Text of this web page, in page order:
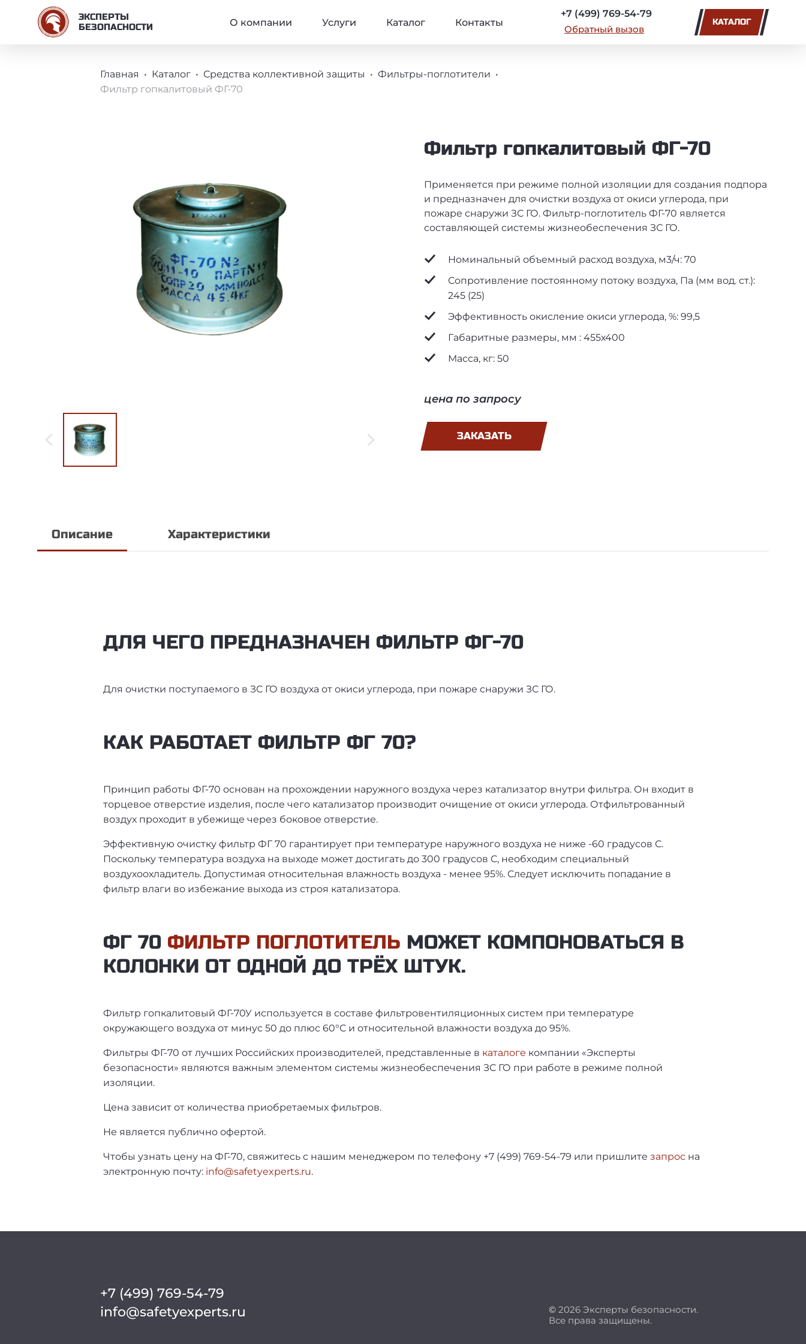
ЭКСПЕРТЫ
БЕЗОПАСНОСТИ
ОСНОВНАЯ НАВИГАЦИЯ
О компании Услуги Каталог Контакты
+7 (499) 769-54-79
Обратный вызов
КАТАЛОГ
СТРОКА НАВИГАЦИИ
Главная Каталог Средства коллективной защиты
Фильтры-поглотители
Фильтр гопкалитовый ФГ-70
Фильтр гопкалитовый ФГ-70
Применяется при режиме полной изоляции для создания подпора
и предназначен для очистки воздуха от окиси углерода, при
пожаре снаружи ЗС ГО. Фильтр-поглотитель ФГ-70 является
составляющей системы жизнеобеспечения ЗС ГО.
Характеристики товара
Номинальный объемный расход воздуха, м3/ч: 70
Сопротивление постоянному потоку воздуха, Па (мм вод. ст.):
245 (25)
Эффективность окисление окиси углерода, %: 99,5
Габаритные размеры, мм : 455х400
Масса, кг: 50
цена по запросу
ЗАКАЗАТЬ
Описание Характеристики
ДЛЯ ЧЕГО ПРЕДНАЗНАЧЕН ФИЛЬТР ФГ-70
Для очистки поступаемого в ЗС ГО воздуха от окиси углерода, при пожаре снаружи ЗС ГО.
КАК РАБОТАЕТ ФИЛЬТР ФГ 70?
Принцип работы ФГ-70 основан на прохождении наружного воздуха через катализатор внутри фильтра. Он входит в
торцевое отверстие изделия, после чего катализатор производит очищение от окиси углерода. Отфильтрованный
воздух проходит в убежище через боковое отверстие.
Эффективную очистку фильтр ФГ 70 гарантирует при температуре наружного воздуха не ниже -60 градусов С.
Поскольку температура воздуха на выходе может достигать до 300 градусов С, необходим специальный
воздухоохладитель. Допустимая относительная влажность воздуха - менее 95%. Следует исключить попадание в
фильтр влаги во избежание выхода из строя катализатора.
ФГ 70 ФИЛЬТР ПОГЛОТИТЕЛЬ МОЖЕТ КОМПОНОВАТЬСЯ В
КОЛОНКИ ОТ ОДНОЙ ДО ТРЁХ ШТУК.
Фильтр гопкалитовый ФГ-70У используется в составе фильтровентиляционных систем при температуре
окружающего воздуха от минус 50 до плюс 60°С и относительной влажности воздуха до 95%.
Фильтры ФГ-70 от лучших Российских производителей, представленные в каталоге компании «Эксперты
безопасности» являются важным элементом системы жизнеобеспечения ЗС ГО при работе в режиме полной
изоляции.
Цена зависит от количества приобретаемых фильтров.
Не является публично офертой.
Чтобы узнать цену на ФГ-70, свяжитесь с нашим менеджером по телефону +7 (499) 769-54-79 или пришлите запрос на
электронную почту: info@safetyexperts.ru.
+7 (499) 769-54-79
info@safetyexperts.ru
© 2026 Эксперты безопасности.
Все права защищены.